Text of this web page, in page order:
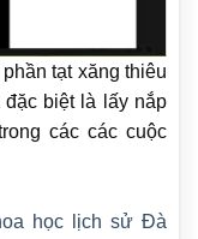
tạt xăng thiêu
biệt là lấy nắp
các các cuộc
học lịch sử Đà